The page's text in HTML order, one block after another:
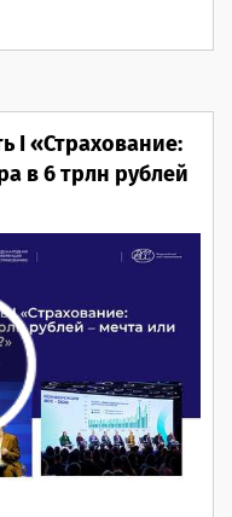
I «Страхование:
в 6 трлн рублей